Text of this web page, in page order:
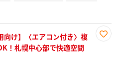
向け】〈エアコン付き〉複
！札幌中心部で快適空間